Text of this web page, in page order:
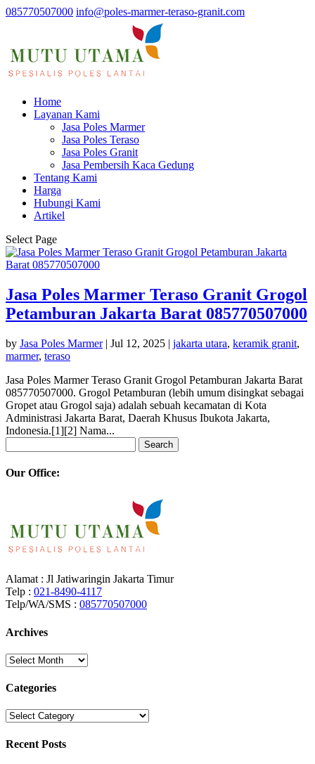
085770507000 info@poles-marmer-teraso-granit.com
Home
Layanan Kami
Jasa Poles Marmer
Jasa Poles Teraso
Jasa Poles Granit
Jasa Pembersih Kaca Gedung
Tentang Kami
Harga
Hubungi Kami
Artikel
Select Page
Jasa Poles Marmer Teraso Granit Grogol
Petamburan Jakarta Barat 085770507000
by Jasa Poles Marmer| Jul 12, 2025 | jakarta utara, keramik granit,
marmer, teraso
Jasa Poles Marmer Teraso Granit Grogol Petamburan Jakarta Barat
085770507000. Grogol Petamburan (lebih umum disingkat sebagai
Gropet atau Grogol saja) adalah sebuah kecamatan di Kota
Administrasi Jakarta Barat, Daerah Khusus Ibukota Jakarta,
Indonesia.[1][2] Nama...
for:
Our Office:
Alamat : Jl Jatiwaringin Jakarta Timur
Telp : 021-8490-4117
Telp/WA/SMS : 085770507000
Archives
Archives
Categories
Categories
Recent Posts